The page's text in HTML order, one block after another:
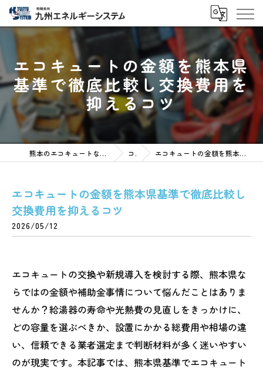
エコキュートの金額を熊本県
基準で徹底比較し交換費用を
抑えるコツ
熊本のエコキュートなら有限会社九州エネルギーシステム コラム エコキュートの金額を熊本県基準で徹底比較し交換費用を抑えるコツ
エコキュートの金額を熊本県基準で徹底比較し
交換費用を抑えるコツ
2026/05/12
エコキュートの交換や新規導入を検討する際、熊本県な
らではの金額や補助金事情について悩んだことはありま
せんか？給湯器の寿命や光熱費の見直しをきっかけに、
どの容量を選ぶべきか、設置にかかる総費用や相場の違
い、信頼できる業者選定まで判断材料が多く迷いやすい
のが現実です。本記事では、熊本県基準でエコキュート